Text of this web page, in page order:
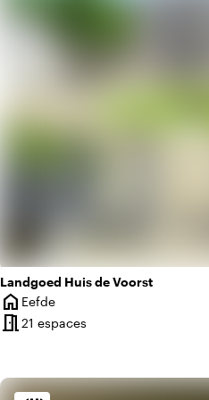
Landgoed Huis de Voorst
home
Ville
Eefde
meeting_room21 espaces